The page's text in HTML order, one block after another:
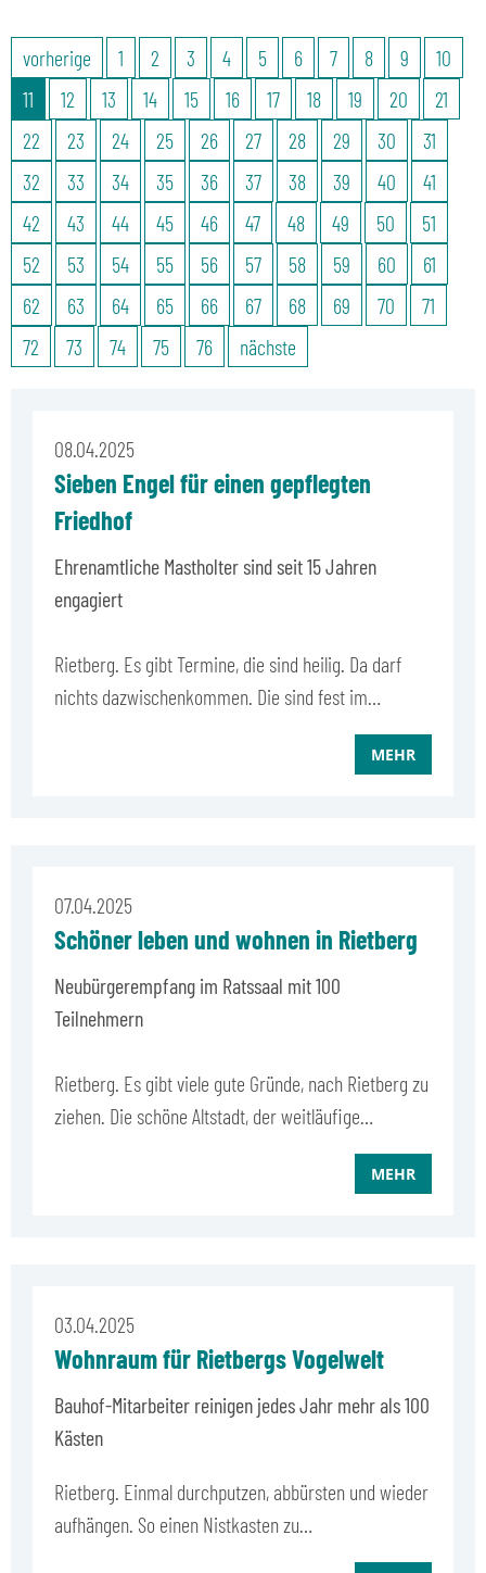
vorherige 1 2 3 4 5 6 7 8 9
10
11
12 13 14 15 16 17 18 19 20
21
22
23 24 25 26 27 28 29 30
31
32
33 34 35 36 37 38 39 40
41
42
43 44 45 46 47 48 49 50
51
52
53 54 55 56 57 58 59 60
61
62
63 64 65 66 67 68 69 70
71
72
73 74 75 76 nächste
08.04.2025
Sieben Engel für einen gepflegten
Friedhof
Ehrenamtliche Mastholter sind seit 15 Jahren
engagiert
Rietberg. Es gibt Termine, die sind heilig. Da darf
nichts dazwischenkommen. Die sind fest im…
MEHR
07.04.2025
Schöner leben und wohnen in Rietberg
Neubürgerempfang im Ratssaal mit 100
Teilnehmern
Rietberg. Es gibt viele gute Gründe, nach Rietberg zu
ziehen. Die schöne Altstadt, der weitläufige…
MEHR
03.04.2025
Wohnraum für Rietbergs Vogelwelt
Bauhof-Mitarbeiter reinigen jedes Jahr mehr als 100
Kästen
Rietberg. Einmal durchputzen, abbürsten und wieder
aufhängen. So einen Nistkasten zu…